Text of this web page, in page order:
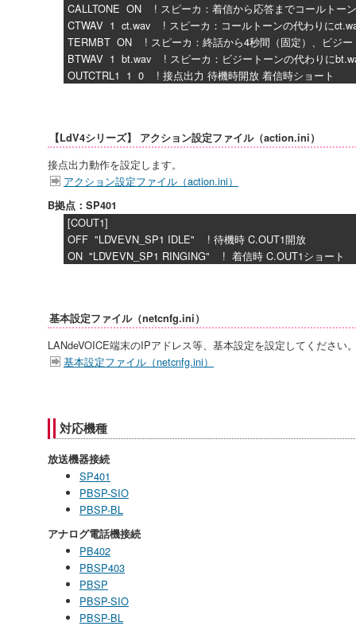
CALLTONE ON ! スピーカ：着信から応答までコールトー
CTWAV 1 ct.wav ! スピーカ：コールトーンの代わりに
TERMBT ON ! スピーカ：終話から4秒間（固定）、ビジー
BTWAV 1 bt.wav ! スピーカ：ビジートーンの代わりに
OUTCTRL1 1 0 ! 接点出力 待機時開放 着信時ショート
【LdV4シリーズ】 アクション設定ファイル（action.ini）
接点出力動作を設定します。
アクション設定ファイル（action.ini）
B拠点：SP401
[COUT1]
OFF "LDVEVN_SP1 IDLE" ! 待機時 C.OUT1開放
ON "LDVEVN_SP1 RINGING" ! 着信時 C.OUT1ショート
基本設定ファイル（netcnfg.ini）
LANdeVOICE端末のIPアドレス等、基本設定を設定してください
基本設定ファイル（netcnfg.ini）
対応機種
放送機器接続
SP401
PBSP-SIO
PBSP-BL
アナログ電話機接続
PB402
PBSP403
PBSP
PBSP-SIO
PBSP-BL